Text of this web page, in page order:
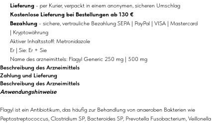
Lieferung - per Kurier, verpackt in einem anonymen, sicheren Umschlag
Kostenlose Lieferung bei Bestellungen ab 130 €
Bezahlung - sichere, vertrauliche Bezahlung SEPA | PayPal | VISA | Mastercard
| Kryptowährung
Aktiver Inhaltsstoff: Metronidazole
Er | Sie: Er + Sie
Name des arzneimittels: Flagyl Generic 250 mg | 500 mg
Beschreibung des Arzneimittels
Zahlung und Lieferung
Beschreibung des Arzneimittels
Anwendungshinweise
Flagyl ist ein Antibiotikum, das häufig zur Behandlung von anaeroben Bakterien wie
Peptostreptococcus, Clostridium SP, Bacteroides SP, Prevotella Fusobacterium, Veillonella